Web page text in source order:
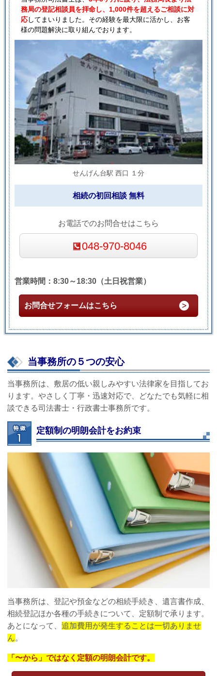
務局の登記相談員を拝命し、1,000件を超えるご相談に対
応してまいりました。その経験を最大限に活かし、お客
様の問題解決に取り組んでおります。
せんげん台駅 西口 １分
相続の初回相談 無料
お電話でのお問合せはこちら
048-970-8046
営業時間：8:30～18:30（土日祝営業）
お問合せフォームはこちら
当事務所の５つの安心
当事務所は、敷居の低い親しみやすい法律家を目指してお
ります。やさしく丁寧・迅速対応で、どなたでも気軽に相
談できる司法書士・行政書士事務所です。
定額制の明朗会計をお約束
当事務所は、登記や預金などの相続手続き、遺言書作成、
相続登記ほか各種の手続きについて、定額制で承ります。
あとになって、 追加費用が発生することは一切ありませ
ん。
「〜から」ではなく定額の明朗会計です。